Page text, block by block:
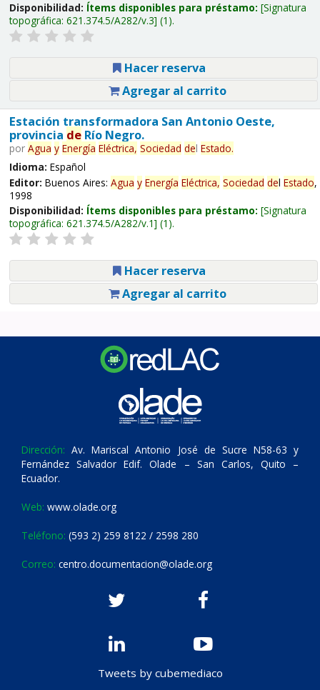
Disponibilidad: Ítems disponibles para préstamo: Signatura
topográfica: 621.374.5/A282/v.3 (1).
Hacer reserva
Agregar al carrito
Estación transformadora San Antonio Oeste,
provincia deRío Negro.
por Agua y Energía Eléctrica, Sociedad del Estado.
Idioma: Español
Editor: Buenos Aires: Agua y Energía Eléctrica, Sociedad del Estado,
1998
Disponibilidad: Ítems disponibles para préstamo: Signatura
topográfica: 621.374.5/A282/v.1 (1).
Hacer reserva
Agregar al carrito
Dirección: Av. Mariscal Antonio José de Sucre N58-63 y
Fernández Salvador Edif. Olade – San Carlos, Quito –
Ecuador.
Web: www.olade.org
Teléfono: (593 2) 259 8122 / 2598 280
Correo: centro.documentacion@olade.org
Tweets by cubemediaco